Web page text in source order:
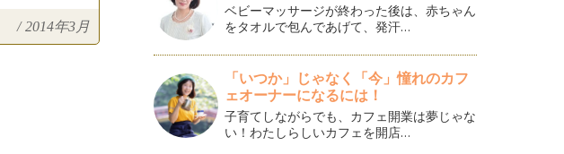
/ 2014年3月
ベビーマッサージが終わった後は、赤ちゃん
をタオルで包んであげて、発汗…
「いつか」じゃなく「今」憧れのカフ
ェオーナーになるには！
子育てしながらでも、カフェ開業は夢じゃな
い！わたしらしいカフェを開店…